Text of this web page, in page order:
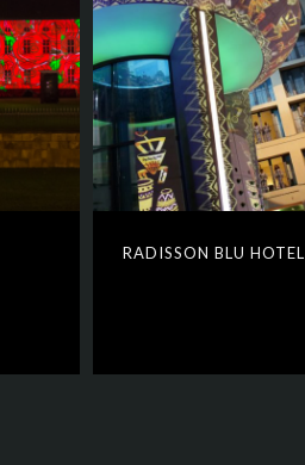
RADISSON BLU HOTEL